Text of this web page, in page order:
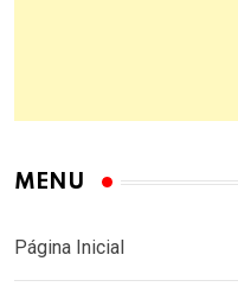
MENU
Página Inicial